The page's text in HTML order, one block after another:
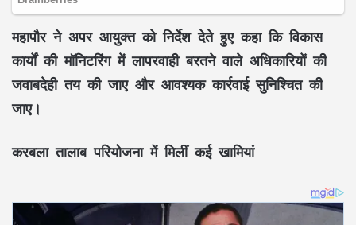
महापौर ने अपर आयुक्त को निर्देश देते हुए कहा कि विकास
कार्यों की मॉनिटरिंग में लापरवाही बरतने वाले अधिकारियों की
जवाबदेही तय की जाए और आवश्यक कार्रवाई सुनिश्चित की
जाए।
करबला तालाब परियोजना में मिलीं कई खामियां